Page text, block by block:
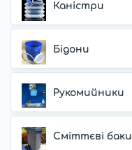
Каністри
Бідони
Рукомийники
Сміттєві баки